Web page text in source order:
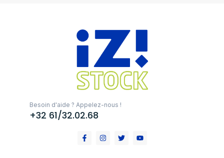
Besoin d'aide ? Appelez-nous !
+32 61/32.02.68